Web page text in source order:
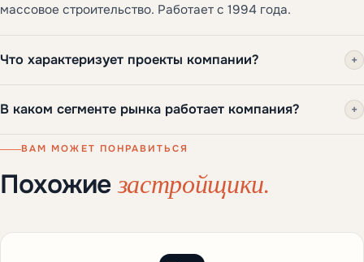
массовое строительство. Работает с 1994 года.
Что характеризует проекты компании? +
В каком сегменте рынка работает компания? +
ВАМ МОЖЕТ ПОНРАВИТЬСЯ
Похожиезастройщики.